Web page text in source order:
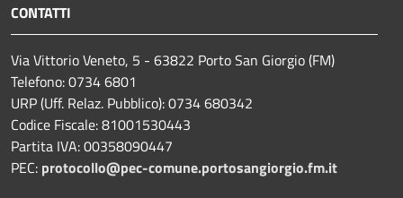
CONTATTI
Via Vittorio Veneto, 5 - 63822 Porto San Giorgio (FM)
Telefono: 0734 6801
URP (Uff. Relaz. Pubblico): 0734 680342
Codice Fiscale: 81001530443
Partita IVA: 00358090447
PEC: protocollo@pec-comune.portosangiorgio.fm.it